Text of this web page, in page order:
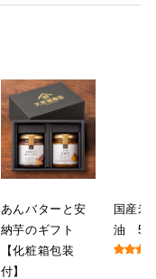
あんバターと安
納芋のギフト
【化粧箱包装
付】
国産
油